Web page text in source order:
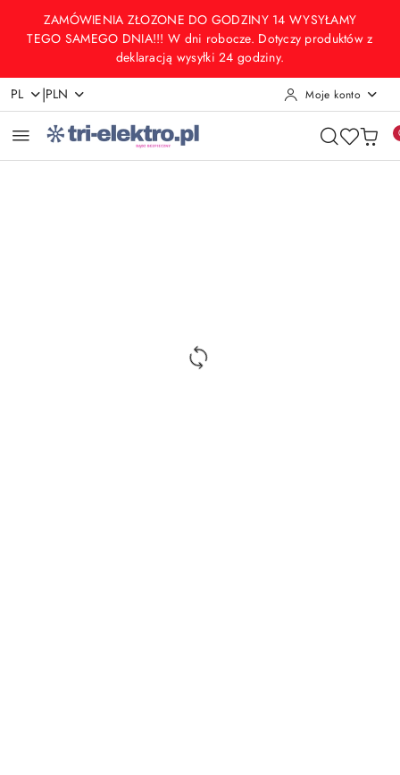
Przejdź do treści głównej
Przejdź do wyszukiwarki
Przejdź do moje konto
Przejdź do menu głównego
Przejdź do opisu produktu
Przejdź do stopki
ZAMÓWIENIA ZŁOZONE DO GODZINY 14 WYSYŁAMY
TEGO SAMEGO DNIA!!! W dni robocze. Dotyczy produktów z
deklaracją wysyłki 24 godziny.
PL |PLN Moje konto